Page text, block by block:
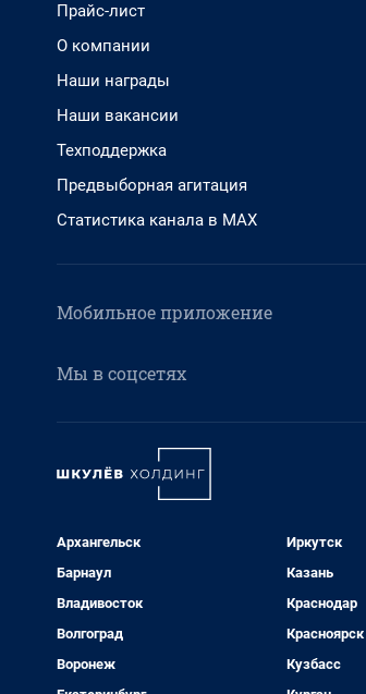
Прайс-лист
О компании
Наши награды
Наши вакансии
Техподдержка
Предвыборная агитация
Статистика канала в MAX
Мобильное приложение
Мы в соцсетях
Архангельск
Барнаул
Владивосток
Волгоград
Воронеж
Иркутск
Казань
Краснодар
Красноярск
Кузбасс